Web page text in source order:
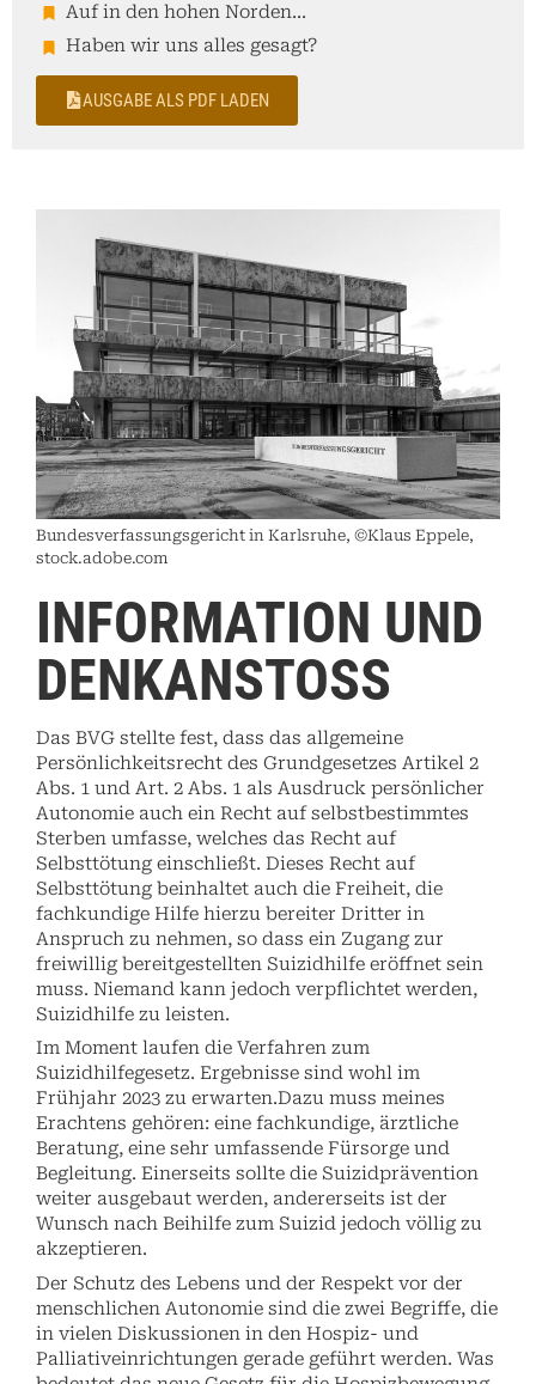
Auf in den hohen Norden...
Haben wir uns alles gesagt?
AUSGABE ALS PDF LADEN
Bundesverfassungsgericht in Karlsruhe, ©Klaus Eppele,
stock.adobe.com
INFORMATION UND
DENKANSTOSS
Das BVG stellte fest, dass das allgemeine
Persönlichkeitsrecht des Grundgesetzes Artikel 2
Abs. 1 und Art. 2 Abs. 1 als Ausdruck persönlicher
Autonomie auch ein Recht auf selbstbestimmtes
Sterben umfasse, welches das Recht auf
Selbsttötung einschließt. Dieses Recht auf
Selbsttötung beinhaltet auch die Freiheit, die
fachkundige Hilfe hierzu bereiter Dritter in
Anspruch zu nehmen, so dass ein Zugang zur
freiwillig bereitgestellten Suizidhilfe eröffnet sein
muss. Niemand kann jedoch verpflichtet werden,
Suizidhilfe zu leisten.
Im Moment laufen die Verfahren zum
Suizidhilfegesetz. Ergebnisse sind wohl im
Frühjahr 2023 zu erwarten.Dazu muss meines
Erachtens gehören: eine fachkundige, ärztliche
Beratung, eine sehr umfassende Fürsorge und
Begleitung. Einerseits sollte die Suizidprävention
weiter ausgebaut werden, andererseits ist der
Wunsch nach Beihilfe zum Suizid jedoch völlig zu
akzeptieren.
Der Schutz des Lebens und der Respekt vor der
menschlichen Autonomie sind die zwei Begriffe, die
in vielen Diskussionen in den Hospiz- und
Palliativeinrichtungen gerade geführt werden. Was